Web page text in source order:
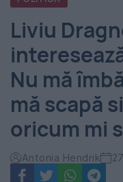
România
-
Evenimentul
Zilei
Liviu
Nu mă
mă scapă
oricum mi
Antonia Hendrik